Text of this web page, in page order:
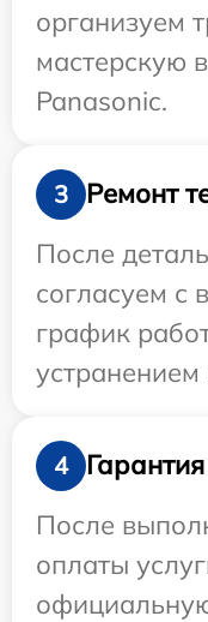
организуем
мастерскую
Panasonic.
3
Ремонт
После
согласуем с
график
4
Гарантия
После
оплаты